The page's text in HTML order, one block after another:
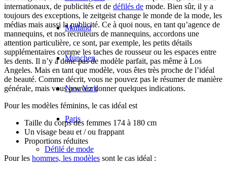
Mailand
München
New York
Paris
Défilé de mode
internationaux, de publicités et de défilés de mode. Bien sûr, il y a
toujours des exceptions, le zeitgeist change le monde de la mode, les
médias mais aussi la publicité. Ce à quoi nous, en tant qu’agence de
mannequins, et nos recruteurs de mannequins, accordons une
attention particulière, ce sont, par exemple, les petits détails
supplémentaires comme les taches de rousseur ou les espaces entre
les dents. Il n’y a donc pas de modèle parfait, pas même à Los
Angeles. Mais en tant que modèle, vous êtes très proche de l’idéal
de beauté. Comme décrit, vous ne pouvez pas le résumer de manière
générale, mais vous pouvez donner quelques indications.
Pour les modèles féminins, le cas idéal est
Taille du corps des femmes 174 à 180 cm
Un visage beau et / ou frappant
Proportions réduites
Pour les hommes, les modèles sont le cas idéal :